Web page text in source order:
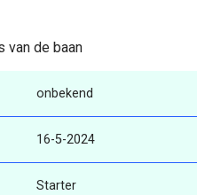
van de baan
onbekend
16-5-2024
Starter